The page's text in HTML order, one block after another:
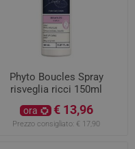
Phyto Boucles Spray
risveglia ricci 150ml
ora € 13,96
Prezzo consigliato: € 17,90